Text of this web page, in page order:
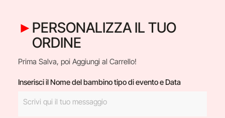
PERSONALIZZA IL TUO
ORDINE
Prima Salva, poi Aggiungi al Carrello!
Inserisci il Nome del bambino tipo di evento e Data